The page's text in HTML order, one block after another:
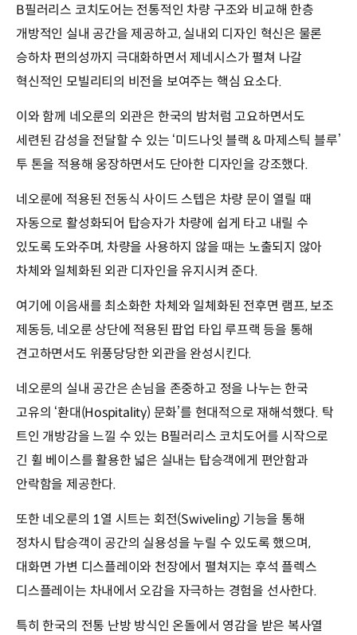
B필러리스 코치도어는 전통적인 차량 구조와 비교해 한층
개방적인 실내 공간을 제공하고, 실내외 디자인 혁신은 물론
승하차 편의성까지 극대화하면서 제네시스가 펼쳐 나갈
혁신적인 모빌리티의 비전을 보여주는 핵심 요소다.
이와 함께 네오룬의 외관은 한국의 밤처럼 고요하면서도
세련된 감성을 전달할 수 있는 ‘미드나잇 블랙 & 마제스틱 블루’
투 톤을 적용해 웅장하면서도 단아한 디자인을 강조했다.
네오룬에 적용된 전동식 사이드 스텝은 차량 문이 열릴 때
자동으로 활성화되어 탑승자가 차량에 쉽게 타고 내릴 수
있도록 도와주며, 차량을 사용하지 않을 때는 노출되지 않아
차체와 일체화된 외관 디자인을 유지시켜 준다.
여기에 이음새를 최소화한 차체와 일체화된 전후면 램프, 보조
제동등, 네오룬 상단에 적용된 팝업 타입 루프랙 등을 통해
견고하면서도 위풍당당한 외관을 완성시킨다.
네오룬의 실내 공간은 손님을 존중하고 정을 나누는 한국
고유의 ‘환대(Hospitality) 문화’를 현대적으로 재해석했다. 탁
트인 개방감을 느낄 수 있는 B필러리스 코치도어를 시작으로
긴 휠 베이스를 활용한 넓은 실내는 탑승객에게 편안함과
안락함을 제공한다.
또한 네오룬의 1열 시트는 회전(Swiveling) 기능을 통해
정차시 탑승객이 공간의 실용성을 누릴 수 있도록 했으며,
대화면 가변 디스플레이와 천장에서 펼쳐지는 후석 플렉스
디스플레이는 차내에서 오감을 자극하는 경험을 선사한다.
특히 한국의 전통 난방 방식인 온돌에서 영감을 받은 복사열